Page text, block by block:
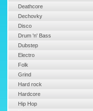
Deathcore
Dechovky
Disco
Drum 'n' Bass
Dubstep
Electro
Folk
Grind
Hard rock
Hardcore
Hip Hop